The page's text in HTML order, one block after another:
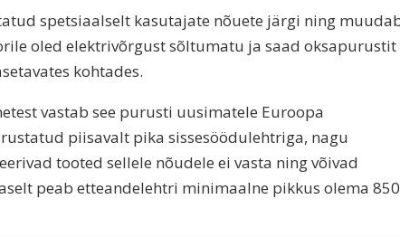
spetsiaalselt kasutajate nõuete järgi ning
oled elektrivõrgust sõltumatu ja saad oksapurustit
kohtades.
vastab see purusti uusimatele Euroopa
piisavalt pika sissesöödulehtriga, nagu
tooted sellele nõudele ei vasta ning võivad
peab etteandelehtri minimaalne pikkus olema 850